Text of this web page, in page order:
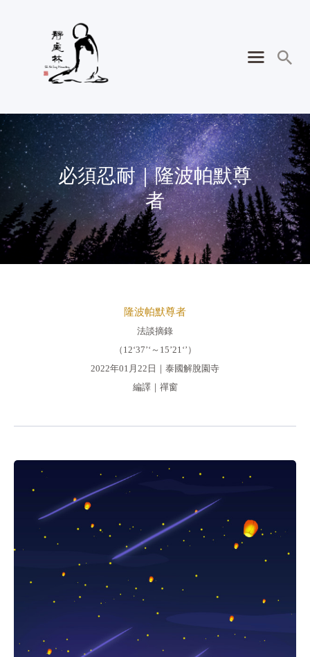
必須忍耐｜隆波帕默尊
者
隆波帕默尊者
法談摘錄
（12‘37’‘～15’21‘’）
2022年01月22日｜泰國解脫園寺
編譯｜禪窗